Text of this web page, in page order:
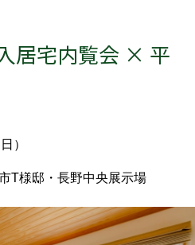
居宅内覧会 × 平
）
T様邸・長野中央展示場